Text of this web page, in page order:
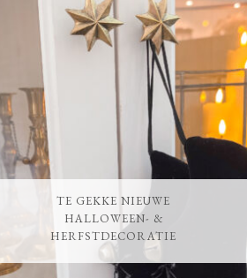
TE GEKKE NIEUWE
HALLOWEEN- &
HERFSTDECORATIE